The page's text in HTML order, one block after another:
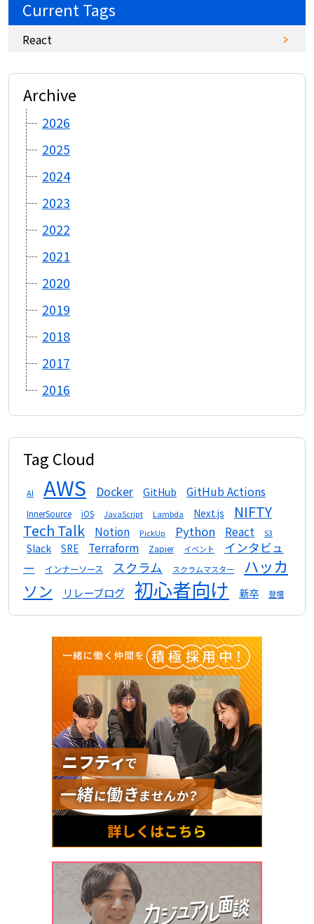
Current Tags
React
Archive
2026
2025
2024
2023
2022
2021
2020
2019
2018
2017
2016
Tag Cloud
AI AWS Docker GitHub GitHub Actions
InnerSource iOS JavaScript Lambda Next.js
NIFTY
Tech Talk
Notion PickUp Python React S3
Slack SRE Terraform Zapier イベント
インタビュ
ー
インナーソース スクラム スクラムマスター
ハッカ
ソン
リレーブログ 初心者向け 新卒 登壇